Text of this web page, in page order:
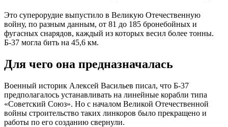
Это суперорудие выпустило в Великую Отечественную
войну, по разным данным, от 81 до 185 бронебойных и
фугасных снарядов, каждый из которых весил более тонны.
Б-37 могла бить на 45,6 км.
Для чего она предназначалась
Военный историк Алексей Васильев писал, что Б-37
предполагалось устанавливать на линейные корабли типа
«Советский Союз». Но с началом Великой Отечественной
войны строительство таких линкоров было прекращено и
работы по его созданию свернули.